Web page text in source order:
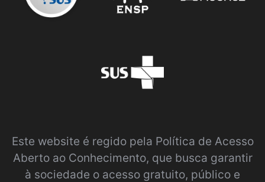
Este website é regido pela Política de Acesso
Aberto ao Conhecimento, que busca garantir
à sociedade o acesso gratuito, público e